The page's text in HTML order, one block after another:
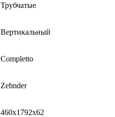
Трубчатые
Вертикальный
Completto
Zehnder
460x1792x62